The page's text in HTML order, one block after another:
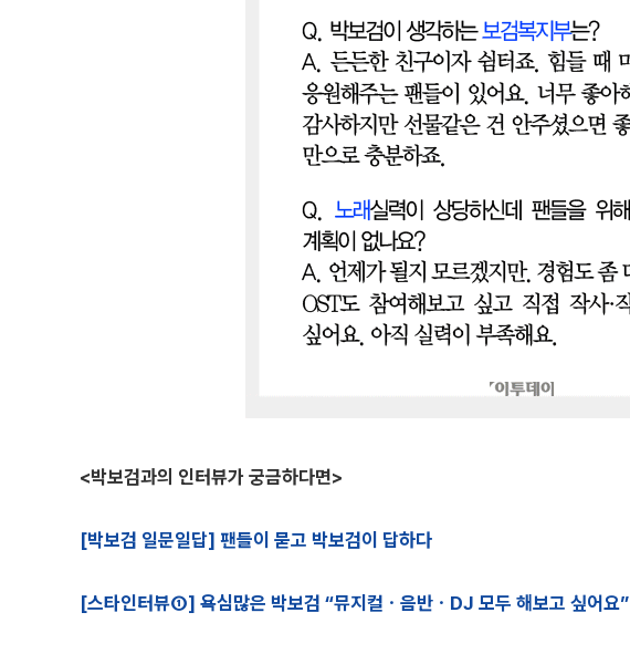
<박보검과의 인터뷰가 궁금하다면>
[박보검 일문일답] 팬들이 묻고 박보검이 답하다
[스타인터뷰①] 욕심많은 박보검 “뮤지컬ㆍ음반ㆍDJ 모두 해보고 싶어요”